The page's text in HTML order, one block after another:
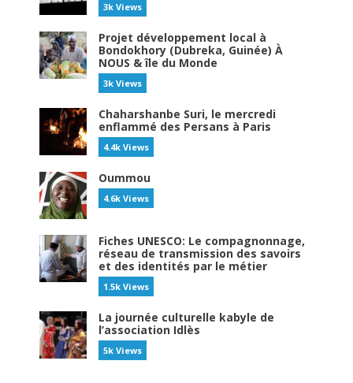
3k Views
Projet développement local à
Bondokhory (Dubreka, Guinée) À
NOUS & île du Monde
3k Views
Chaharshanbe Suri, le mercredi
enflammé des Persans à Paris
4.4k Views
Oummou
4.6k Views
Fiches UNESCO: Le compagnonnage,
réseau de transmission des savoirs
et des identités par le métier
1.5k Views
La journée culturelle kabyle de
l’association Idlès
5k Views